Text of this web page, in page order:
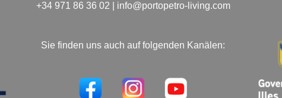
+34 971 86 36 02 | info@portopetro-living.com
Sie finden uns auch auf folgenden Kanälen: